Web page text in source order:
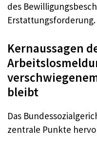
des
Erstattungsforderung.
Kernaussagen
bleibt
Das
zentrale Punkte